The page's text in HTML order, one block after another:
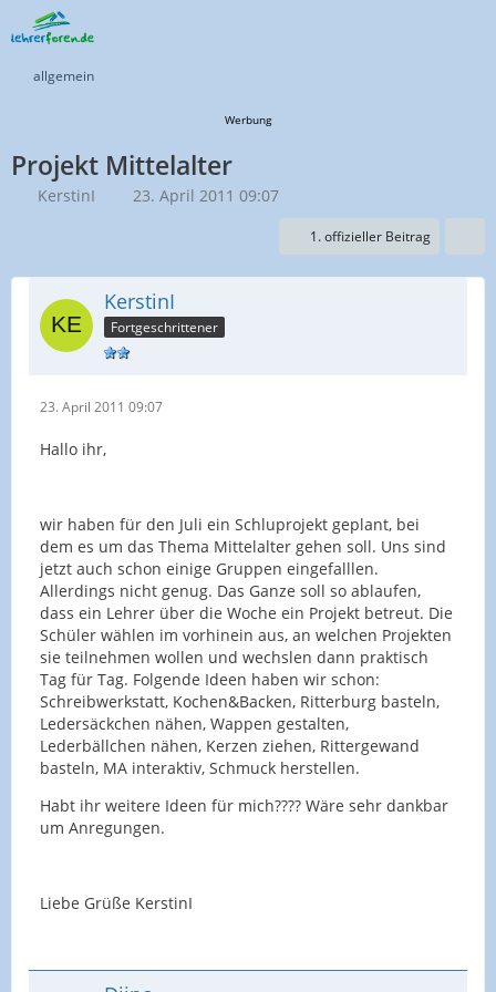
allgemein
Werbung
Projekt Mittelalter
KerstinI 23. April 2011 09:07
1. offizieller Beitrag
KerstinI
Fortgeschrittener
23. April 2011 09:07
Hallo ihr,
wir haben für den Juli ein Schluprojekt geplant, bei
dem es um das Thema Mittelalter gehen soll. Uns sind
jetzt auch schon einige Gruppen eingefalllen.
Allerdings nicht genug. Das Ganze soll so ablaufen,
dass ein Lehrer über die Woche ein Projekt betreut. Die
Schüler wählen im vorhinein aus, an welchen Projekten
sie teilnehmen wollen und wechslen dann praktisch
Tag für Tag. Folgende Ideen haben wir schon:
Schreibwerkstatt, Kochen&Backen, Ritterburg basteln,
Ledersäckchen nähen, Wappen gestalten,
Lederbällchen nähen, Kerzen ziehen, Rittergewand
basteln, MA interaktiv, Schmuck herstellen.
Habt ihr weitere Ideen für mich???? Wäre sehr dankbar
um Anregungen.
Liebe Grüße KerstinI